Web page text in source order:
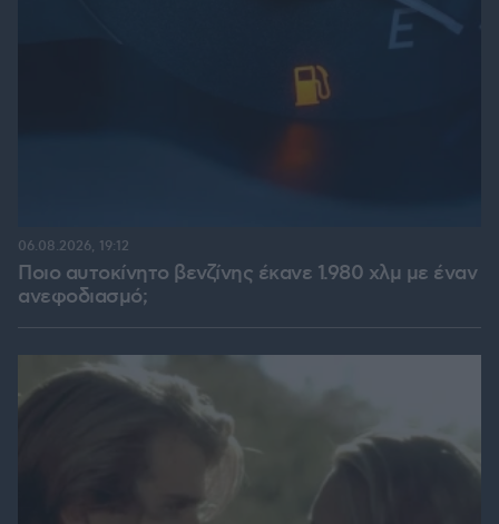
Ποιο αυτοκίνητο βενζίνης έκανε 1.980 χλμ με έναν
ανεφοδιασμό;
06.08.2026, 19:12